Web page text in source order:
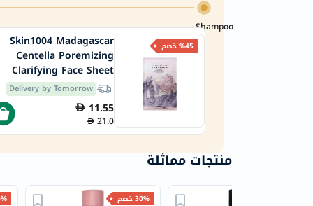
Shampoo
%45 خصم Skin1004 Madagascar
Centella Poremizing
Clarifying Face Sheet
Mask 23ml
Delivery by Tomorrow
11.55
21.0
منتجات مماثلة
30% خصم